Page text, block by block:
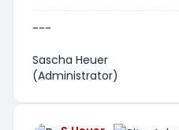
---
Sascha Heuer
(Administrator)